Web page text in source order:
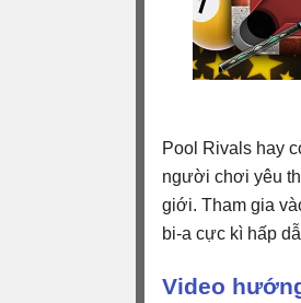
Pool Rivals hay
người chơi yêu
giới. Tham gia
bi-a cực kì hấp
Video